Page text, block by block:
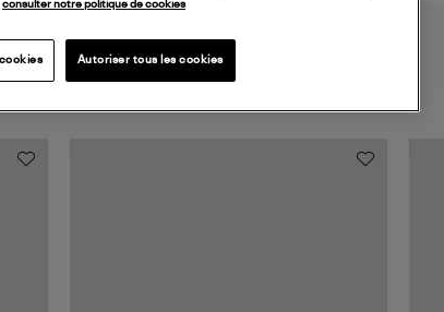
consulter notre politique de cookies
Autoriser tous les cookies